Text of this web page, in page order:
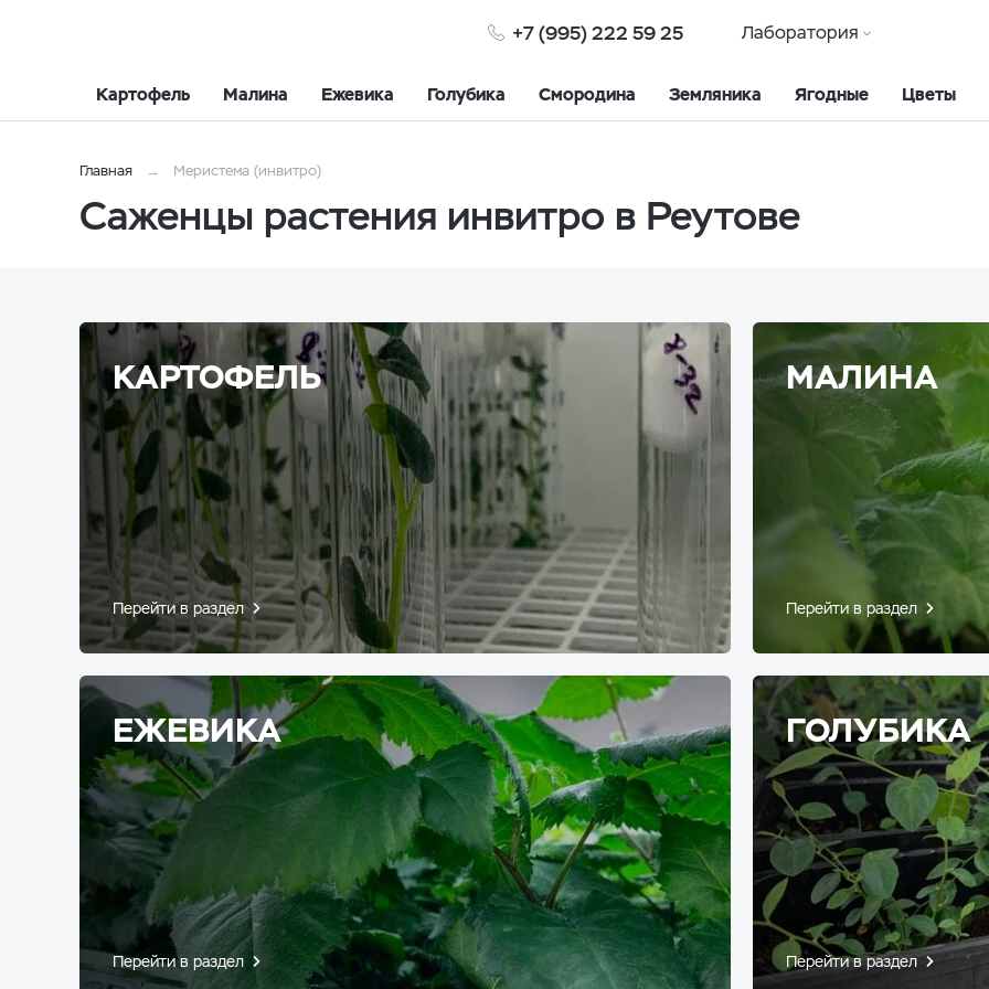
+7 (995) 222 59 25 Лаборатория
Картофель Малина Ежевика Голубика Смородина Земляника Ягодные Цветы
Главная Меристема (инвитро)
Саженцы растения инвитро в Реутове
КАРТОФЕЛЬ
Перейти в раздел
МАЛИНА
Перейти в раздел
ЕЖЕВИКА
Перейти в раздел
ГОЛУБИКА
Перейти в раздел